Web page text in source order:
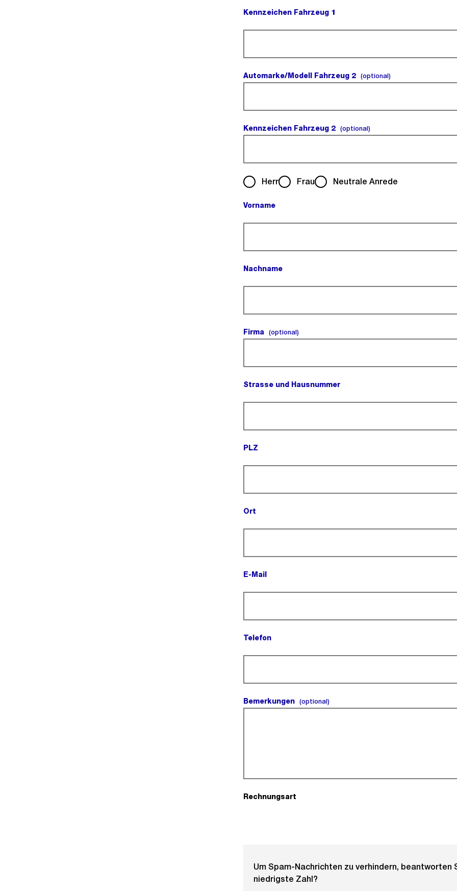
Kennzeichen Fahrzeug 1
Automarke/Modell Fahrzeug 2 (optional)
Kennzeichen Fahrzeug 2 (optional)
Herr Frau Neutrale Anrede
Vorname
Nachname
Firma (optional)
Strasse und Hausnummer
PLZ
Ort
E-Mail
Telefon
Bemerkungen (optional)
Rechnungsart
Um Spam-Nachrichten zu verhindern,
niedrigste Zahl?